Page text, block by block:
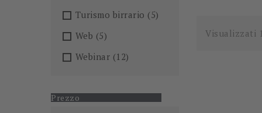
Turismo birrario (5)
Web (5)
Webinar (12)
Prezzo
Visualizzati